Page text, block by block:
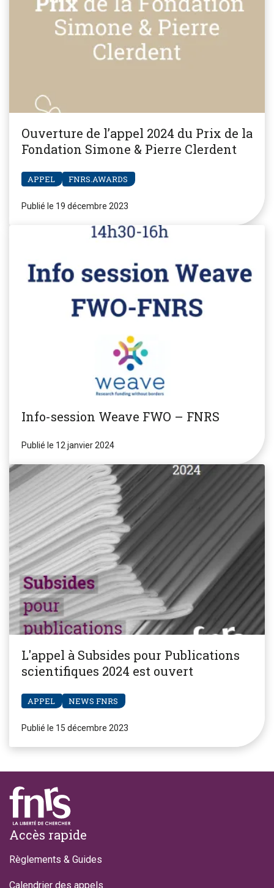
Ouverture de l’appel 2024 du Prix de la
Fondation Simone & Pierre Clerdent
APPEL FNRS.AWARDS
Publié le 19 décembre 2023
Info-session Weave FWO – FNRS
Publié le 12 janvier 2024
L'appel à Subsides pour Publications
scientifiques 2024 est ouvert
APPEL NEWS FNRS
Publié le 15 décembre 2023
Footer
Accès rapide
Règlements & Guides
Calendrier des appels